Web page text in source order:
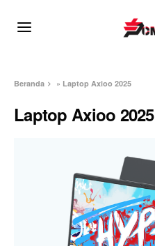
Beranda » Laptop Axioo 2025
Laptop Axioo 2025